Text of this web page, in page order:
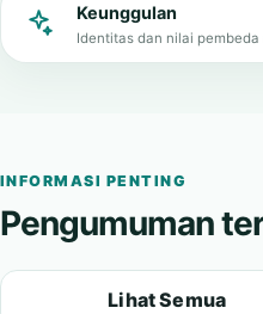
Keunggulan
Identitas dan nilai pembeda
INFORMASI PENTING
Pengumuman
Lihat Semua